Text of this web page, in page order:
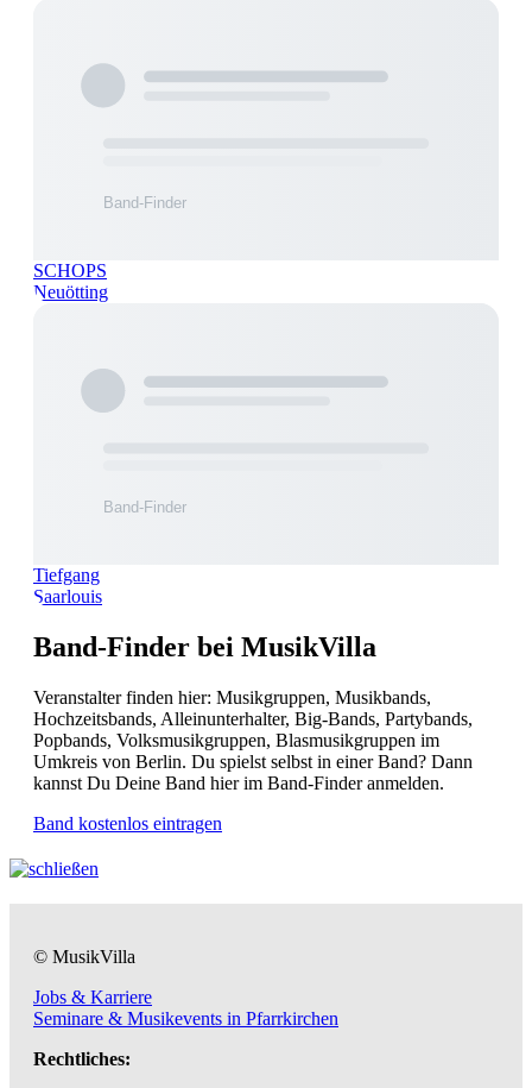
SCHOPS
Neuötting
Tiefgang
Saarlouis
Band-Finder bei MusikVilla
Veranstalter finden hier: Musikgruppen, Musikbands,
Hochzeitsbands, Alleinunterhalter, Big-Bands, Partybands,
Popbands, Volksmusikgruppen, Blasmusikgruppen im
Umkreis von Berlin. Du spielst selbst in einer Band? Dann
kannst Du Deine Band hier im Band-Finder anmelden.
Band kostenlos eintragen
© MusikVilla
Jobs & Karriere
Seminare & Musikevents in Pfarrkirchen
Rechtliches: